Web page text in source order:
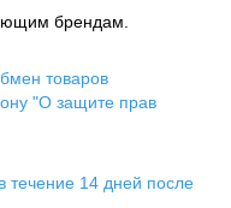
брендам.
товаров
"О защите прав
течение 14 дней после